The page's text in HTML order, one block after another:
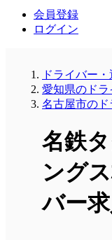
会員登録
ログイン
ドライバー
愛知県のドラ
名古屋市のド
名鉄
ング
バー